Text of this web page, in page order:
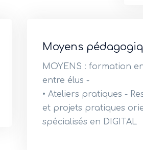
Moyens
MOYENS : formation
entre élus -
• Ateliers pratiques -
et projets pratiques
spécialisés en DIGITAL